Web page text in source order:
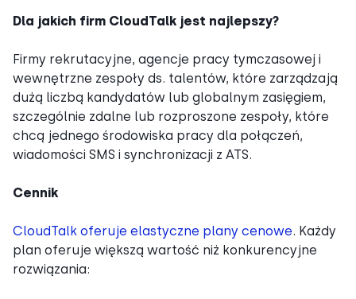
Dla jakich firm CloudTalk jest najlepszy?
Firmy rekrutacyjne, agencje pracy tymczasowej i
wewnętrzne zespoły ds. talentów, które zarządzają
dużą liczbą kandydatów lub globalnym zasięgiem,
szczególnie zdalne lub rozproszone zespoły, które
chcą jednego środowiska pracy dla połączeń,
wiadomości SMS i synchronizacji z ATS.
Cennik
CloudTalk oferuje elastyczne plany cenowe. Każdy
plan oferuje większą wartość niż konkurencyjne
rozwiązania: